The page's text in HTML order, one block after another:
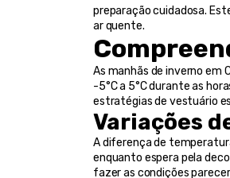
preparação cuidadosa.
ar quente.
As manhãs de inverno
-5°C a 5°C durante as
estratégias de vestuário
Variações
A diferença de
enquanto espera pela
fazer as condições